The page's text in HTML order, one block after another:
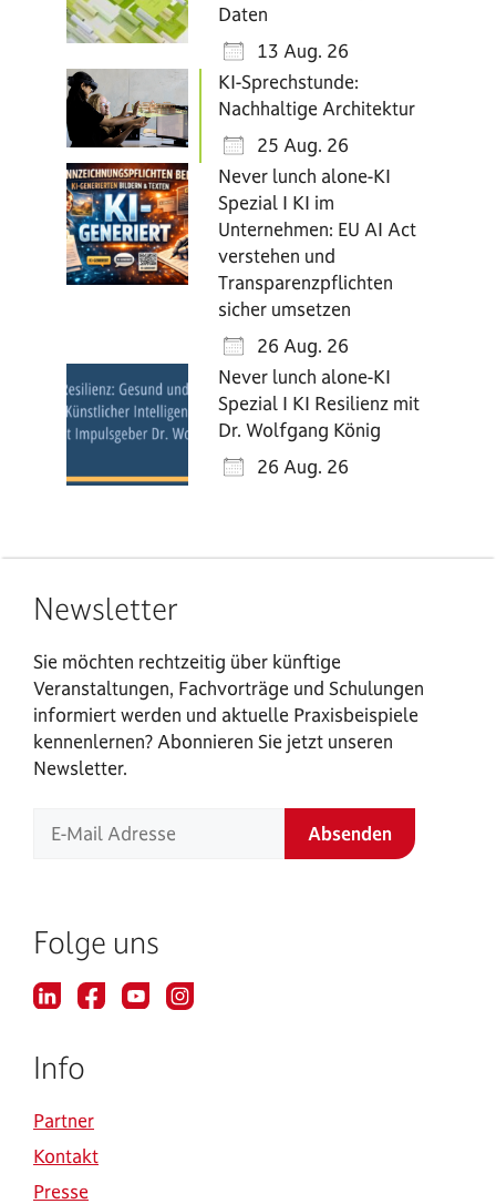
Daten
13 Aug. 26
KI-Sprechstunde:
Nachhaltige Architektur
25 Aug. 26
Never lunch alone-KI
Spezial I KI im
Unternehmen: EU AI Act
verstehen und
Transparenzpflichten
sicher umsetzen
26 Aug. 26
Never lunch alone-KI
Spezial I KI Resilienz mit
Dr. Wolfgang König
26 Aug. 26
Newsletter
Sie möchten rechtzeitig über künftige
Veranstaltungen, Fachvorträge und Schulungen
informiert werden und aktuelle Praxisbeispiele
kennenlernen? Abonnieren Sie jetzt unseren
Newsletter.
Folge uns
Info
Partner
Kontakt
Presse